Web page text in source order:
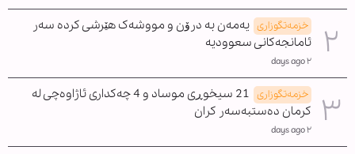
خزمەتگوزاری یەمەن بە درۆن و مووشەک هێرشی کردە سەر
ئامانجەکانی سعوودیە
٢ days ago
خزمەتگوزاری
21 سیخوڕی موساد و 4 چەکداری ئاژاوەچی لە
کرمان دەستبەسەر کران
٢ days ago